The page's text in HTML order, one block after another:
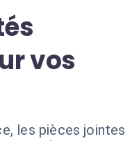
vos
les pièces jointes